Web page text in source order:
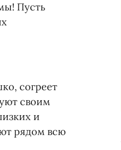
Пусть
согреет
своим
и
рядом всю